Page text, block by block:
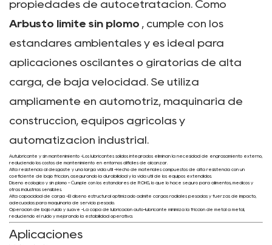
propiedades de autocetratación. Como
Arbusto límite sin plomo
, cumple con los
estándares ambientales y es ideal para
aplicaciones oscilantes o giratorias de alta
carga, de baja velocidad. Se utiliza
ampliamente en automotriz, maquinaria de
construcción, equipos agrícolas y
automatización industrial.
Autubricante y sin mantenimiento -Los lubricantes sólidos integrados eliminan la necesidad de engrasamiento externo,
reduciendo los costos de mantenimiento en entornos difíciles de alcanzar.
Alta resistencia al desgaste y una larga vida útil -Hecho de materiales compuestos de alta resistencia con un
coeficiente de bajo fricción, asegurando la durabilidad y la vida útil de los equipos extendidos.
Diseño ecológico y sin plomo - Cumple con los estándares de ROHS, lo que lo hace seguro para alimentos, médicos y
otras industrias sensibles.
Alta capacidad de carga -El diseño estructural optimizado admite cargas radiales pesadas y fuerzas de impacto,
adecuadas para maquinaria de servicio pesado.
Operación de bajo ruido y suave -La capa de lubricación auto-lubricante minimiza la fricción de metal a metal,
reduciendo el ruido y mejorando la estabilidad operativa.
Aplicaciones